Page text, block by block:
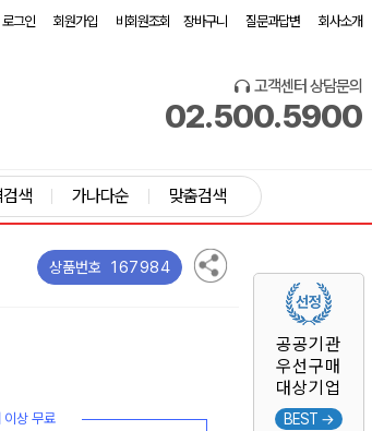
로그인 회원가입 비회원조회 장바구니 질문과답변 회사소개
고객센터 상담문의
02.500.5900
공공기관
우선구매
대상기업
BEST →
색 가나다순 맞춤검색
상품번호 167984
상 무료